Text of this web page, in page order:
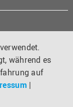
während es
auf
|